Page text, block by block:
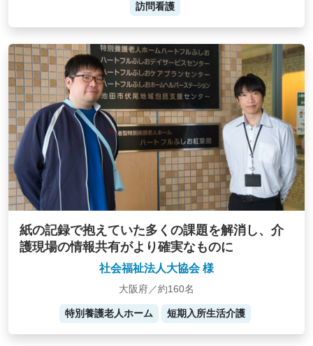
訪問看護
紙の記録で抱えていた多くの課題を解消し、介
護現場の情報共有がより確実なものに
社会福祉法人大協会 様
大阪府／約160名
特別養護老人ホーム 短期入所生活介護